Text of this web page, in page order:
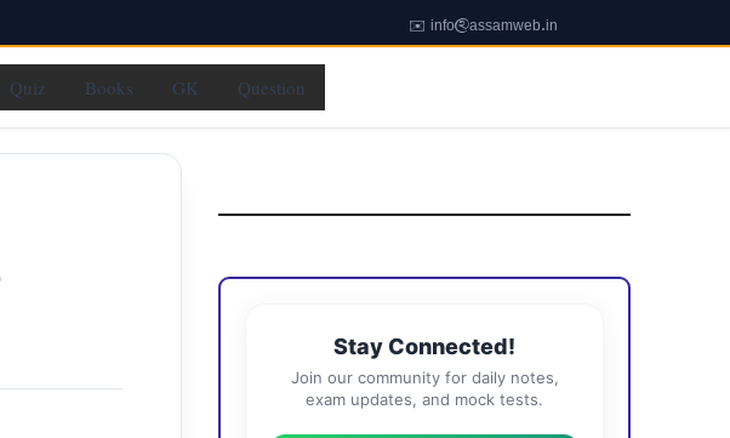
✉️ info@assamweb.in
Quiz Books GK Question
Stay Connected!
Join our community for daily notes,
exam updates, and mock tests.